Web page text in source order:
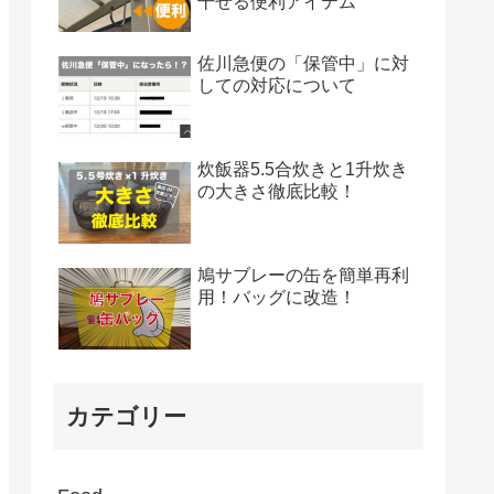
佐川急便の「保管中」に対
しての対応について
炊飯器5.5合炊きと1升炊き
の大きさ徹底比較！
鳩サブレーの缶を簡単再利
用！バッグに改造！
カテゴリー